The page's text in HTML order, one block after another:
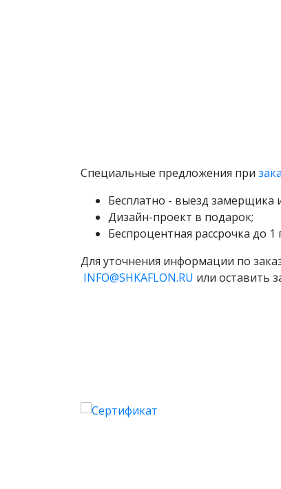
Специальные предложения при
Бесплатно - выезд замерщика
Дизайн-проект в подарок;
Беспроцентная рассрочка до 1
Для уточнения информации по
INFO@SHKAFLON.RU или оставить